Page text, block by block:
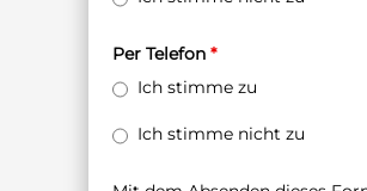
Per Telefon *
Ich stimme zu
Ich stimme nicht zu